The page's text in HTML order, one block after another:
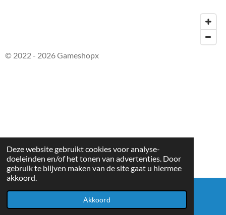
Deze website gebruikt cookies voor analyse-
doeleinden en/of het tonen van advertenties. Door
gebruik te blijven maken van de site gaat u hiermee
akkoord.
Akkoord
© 2022 - 2026 Gameshopx